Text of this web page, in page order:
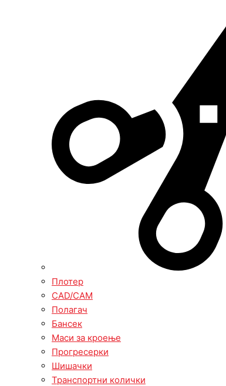
Плотер
CAD/CAM
Полагач
Бансек
Маси за кроење
Прогресерки
Шишачки
Транспортни колички